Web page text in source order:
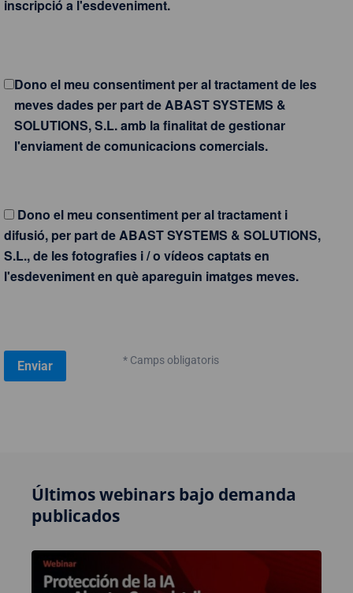
inscripció a l'esdeveniment.
Dono el meu consentiment per al tractament de les
meves dades per part de ABAST SYSTEMS &
SOLUTIONS, S.L. amb la finalitat de gestionar
l'enviament de comunicacions comercials.
Dono el meu consentiment per al tractament i
difusió, per part de ABAST SYSTEMS & SOLUTIONS,
S.L., de les fotografies i / o vídeos captats en
l'esdeveniment en què apareguin imatges meves.
* Camps obligatoris
Últimos webinars bajo demanda
publicados